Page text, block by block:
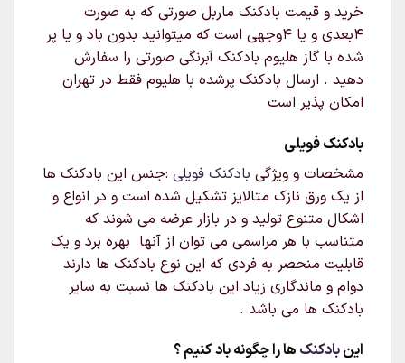
خرید و قیمت بادکنک ماربل صورتی که به صورت
۴بعدی و یا ۴وجهی است که میتوانید بدون باد و یا پر
شده با گاز هلیوم بادکنک آبرنگی صورتی را سفارش
دهید . ارسال بادکنک پرشده با هلیوم فقط در تهران
امکان پذیر است
بادکنک فویلی
مشخصات و ویژگی بادکنک فویلی :جنس این بادکنک ها
از یک ورق نازک متالایز تشکیل شده است و در انواع و
اشکال متنوع تولید و در بازار عرضه می شوند که
متناسب با هر مراسمی می توان از آنها بهره برد و یک
قابلیت منحصر به فردی که این نوع بادکنک ها دارند
دوام و ماندگاری زیاد این بادکنک ها نسبت به سایر
بادکنک ها می باشد .
اینبادکنک ها را چگونه باد کنیم ؟